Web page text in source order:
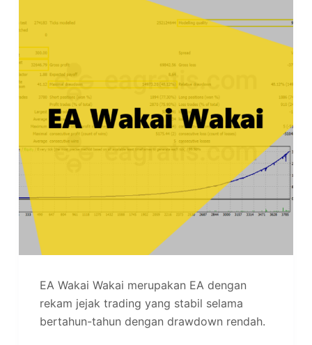
EA Wakai Wakai merupakan EA dengan
rekam jejak trading yang stabil selama
bertahun-tahun dengan drawdown rendah.